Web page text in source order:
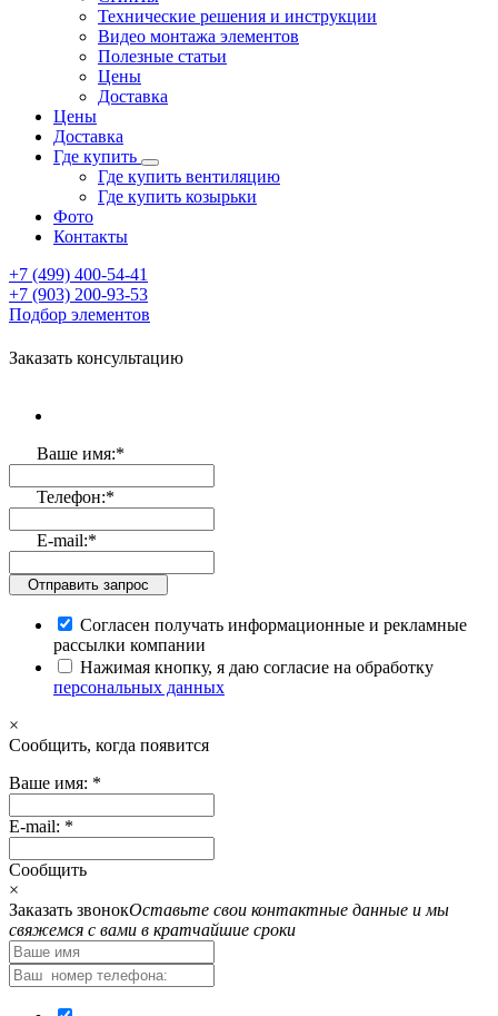
Технические решения и инструкции
Видео монтажа элементов
Полезные статьи
Цены
Доставка
Цены
Доставка
Где купить
Где купить вентиляцию
Где купить козырьки
Фото
Контакты
+7 (499) 400-54-41
+7 (903) 200-93-53
Подбор элементов
Заказать консультацию
Ваше имя:*
Телефон:*
E-mail:*
Отправить запрос
Согласен получать информационные и рекламные
рассылки компании
Нажимая кнопку, я даю согласие на обработку
персональных данных
×
Cообщить, когда появится
Ваше имя: *
E-mail: *
Cообщить
×
Заказать звонокОставьте свои контактные данные и мы
свяжемся с вами в кратчайшие сроки